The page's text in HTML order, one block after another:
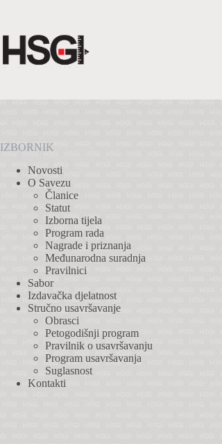
IZBORNIK
Novosti
O Savezu
Članice
Statut
Izborna tijela
Program rada
Nagrade i priznanja
Međunarodna suradnja
Pravilnici
Sabor
Izdavačka djelatnost
Stručno usavršavanje
Obrasci
Petogodišnji program
Pravilnik o usavršavanju
Program usavršavanja
Suglasnost
Kontakti